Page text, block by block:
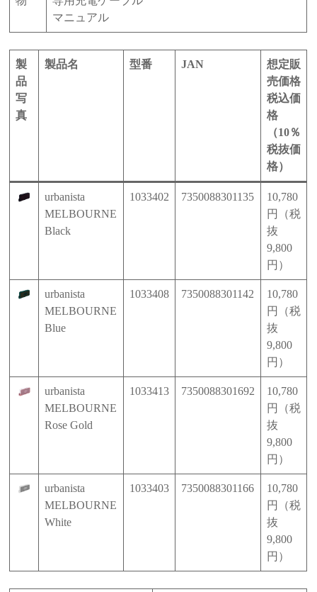
マニュアル
製
品
写
真
製品名 型番 JAN
想定販
売価格
税込価
格
（10％
税抜価
格）
urbanista
MELBOURNE
Black
1033402 7350088301135
10,780
円（税
抜
9,800
円）
urbanista
MELBOURNE
Blue
1033408 7350088301142
10,780
円（税
抜
9,800
円）
urbanista
MELBOURNE
Rose Gold
1033413 7350088301692
10,780
円（税
抜
9,800
円）
urbanista
MELBOURNE
White
1033403 7350088301166
10,780
円（税
抜
9,800
円）